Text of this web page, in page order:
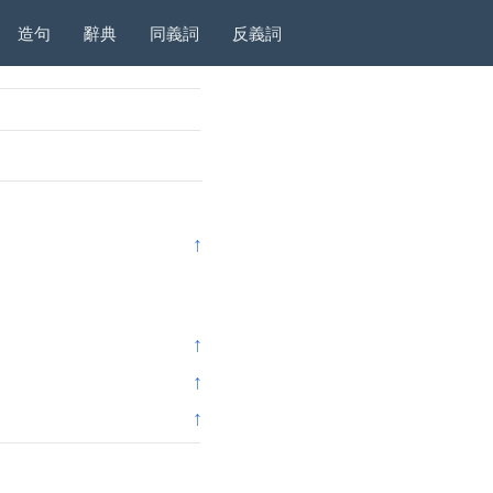
造句 辭典 同義詞 反義詞
↑
↑
↑
↑